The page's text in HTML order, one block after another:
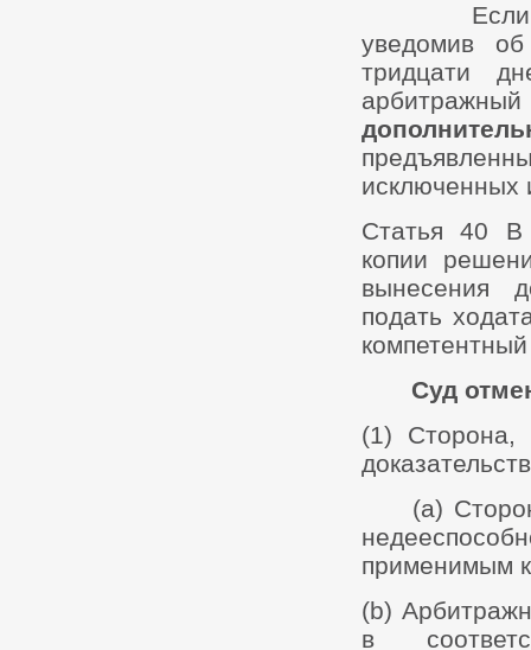
Если
уведомив
тридцати
исключенных
Статья 40 В
копии
вынесения
подать
Суд
(1) Сторона,
(a)
применимым
(b)
в